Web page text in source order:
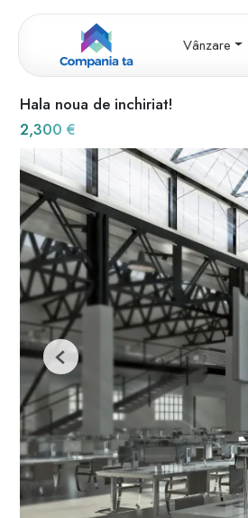
Vânzare
Hala noua de inchiriat!
2,300 €
Previous